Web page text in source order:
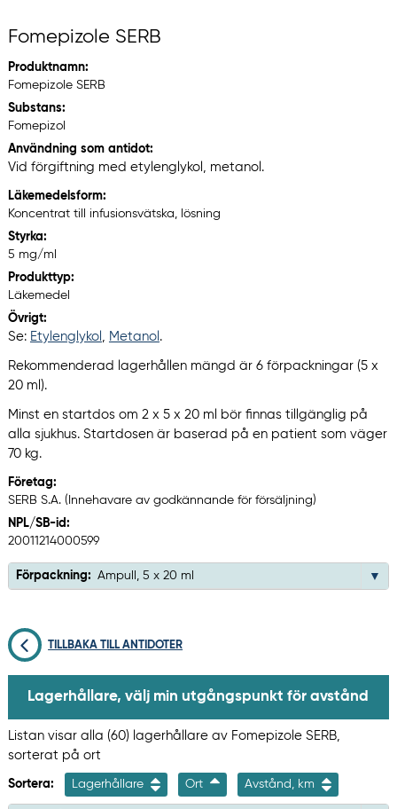
Fomepizole SERB
Produktnamn:
Fomepizole SERB
Substans:
Fomepizol
Användning som antidot:
Vid förgiftning med etylenglykol, metanol.
Läkemedelsform:
Koncentrat till infusionsvätska, lösning
Styrka:
5 mg/ml
Produkttyp:
Läkemedel
Övrigt:
Se: Etylenglykol , Metanol .
Rekommenderad lagerhållen mängd är 6 förpackningar (5 x
20 ml).
Minst en startdos om 2 x 5 x 20 ml bör finnas tillgänglig på
alla sjukhus. Startdosen är baserad på en patient som väger
70 kg.
Företag:
SERB S.A. (Innehavare av godkännande för försäljning)
NPL/SB-id:
20011214000599
Förpackning: Ampull, 5 x 20 ml
TILLBAKA TILL ANTIDOTER
Lagerhållare, välj min utgångspunkt för avstånd
Listan visar alla (60) lagerhållare av Fomepizole SERB,
sorterat på ort
Sortera: Lagerhållare Ort Avstånd, km